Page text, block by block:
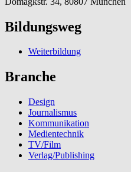
Bildungsweg
Weiterbildung
Branche
Design
Journalismus
Kommunikation
Medientechnik
TV/Film
Verlag/Publishing